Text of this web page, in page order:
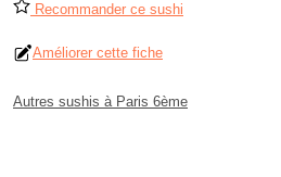
Recommander ce sushi
Améliorer cette fiche
Autres sushis à Paris 6ème